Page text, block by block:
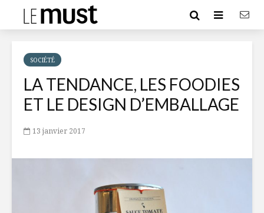
SOCIÉTÉ
LA TENDANCE, LES FOODIES
ET LE DESIGN D’EMBALLAGE
13 janvier 2017